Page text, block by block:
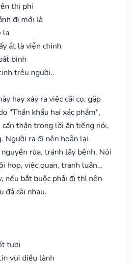
thị phi
đi mới là
la
ắt là viễn chinh
bình
trêu người..
hay xảy ra việc cãi cọ, gặp
"Thần khẩu hại xác phầm",
cẩn thận trong lời ăn tiếng nói,
Người ra đi nên hoãn lại.
rủa, tránh lây bệnh. Nói
họp, việc quan, tranh luận…
nếu bắt buộc phải đi thì nên
đả cãi nhau.
tươi
vui điều lành